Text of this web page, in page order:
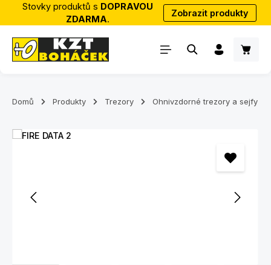
Přejít na hlavní obsah
Stovky produktů s DOPRAVOU
ZDARMA.
Zobrazit produkty
Domů Produkty Trezory Ohnivzdorné trezory a sejfy
Přeskočit galerii obrázků